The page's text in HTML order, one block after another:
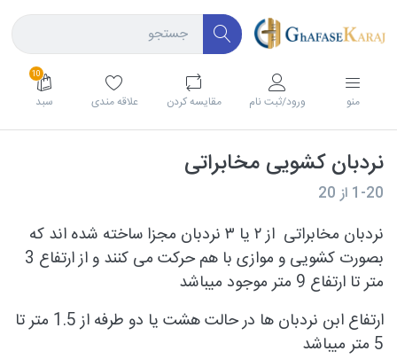
منو ورود/ثبت نام مقايسه كردن علاقه مندی
10
سبد
نردبان کشویی مخابراتی
1-20 از20
نردبان مخابراتی
از ۲ یا ۳ نردبان مجزا ساخته شده اند که
بصورت کشویی و موازی با هم حرکت می کنند و از ارتفاع 3
متر تا ارتفاع 9 متر موجود میباشد
ارتفاع ابن نردبان ها در حالت هشت یا دو طرفه از 1.5 متر تا
5 متر میباشد